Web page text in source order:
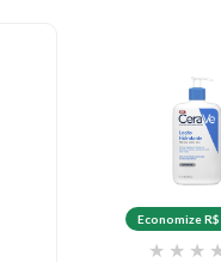
Economize
★ ★ ★